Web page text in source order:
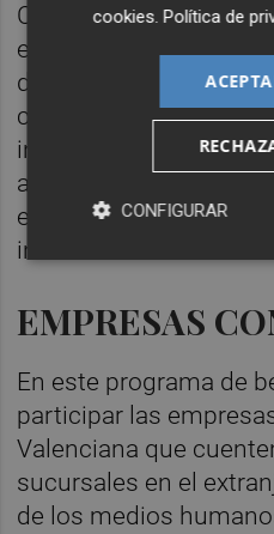
Comunitat, deben
estar en posesión de
de grado superior,
conocimiento hablado
inglés, así como no
alguna otra beca
en temas relacionados
internacionalización de
EMPRESAS
En este programa de
participar las
Valenciana que
sucursales en el
de los medios
cookies .Política de
CONFIGURAR